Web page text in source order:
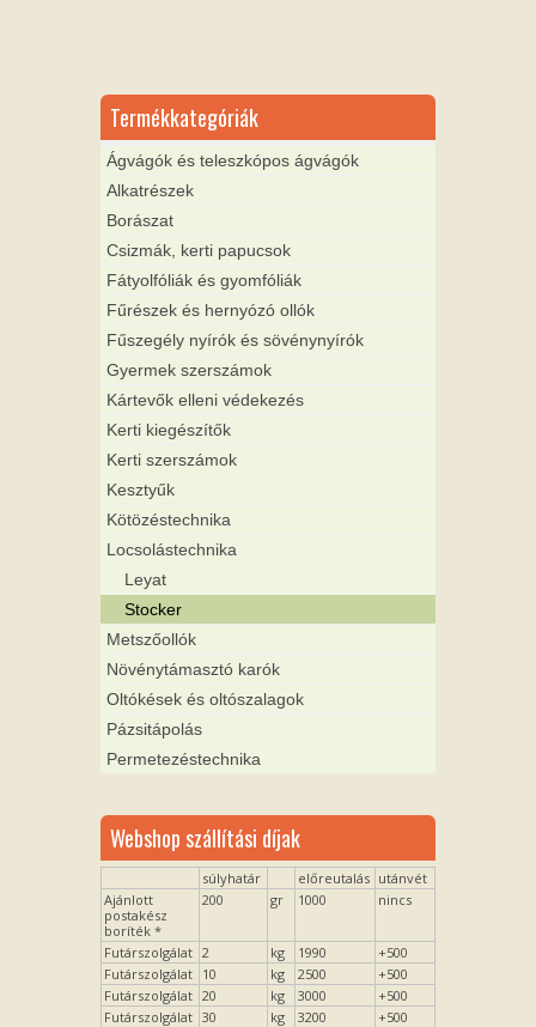
Termékkategóriák
Ágvágók és teleszkópos ágvágók
Alkatrészek
Borászat
Csizmák, kerti papucsok
Fátyolfóliák és gyomfóliák
Fűrészek és hernyózó ollók
Fűszegély nyírók és sövénynyírók
Gyermek szerszámok
Kártevők elleni védekezés
Kerti kiegészítők
Kerti szerszámok
Kesztyűk
Kötözéstechnika
Locsolástechnika
Leyat
Stocker
Metszőollók
Növénytámasztó karók
Oltókések és oltószalagok
Pázsitápolás
Permetezéstechnika
Webshop szállítási díjak
súlyhatár előreutalás utánvét
Ajánlott
postakész
boríték *
200 gr 1000 nincs
Futárszolgálat 2 kg 1990
+500
Futárszolgálat 10 kg 2500
+500
Futárszolgálat 20 kg 3000
+500
Futárszolgálat 30 kg 3200
+500